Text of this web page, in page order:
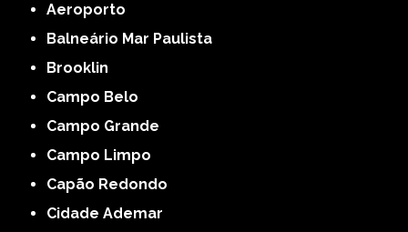
Aeroporto
Balneário Mar Paulista
Brooklin
Campo Belo
Campo Grande
Campo Limpo
Capão Redondo
Cidade Ademar